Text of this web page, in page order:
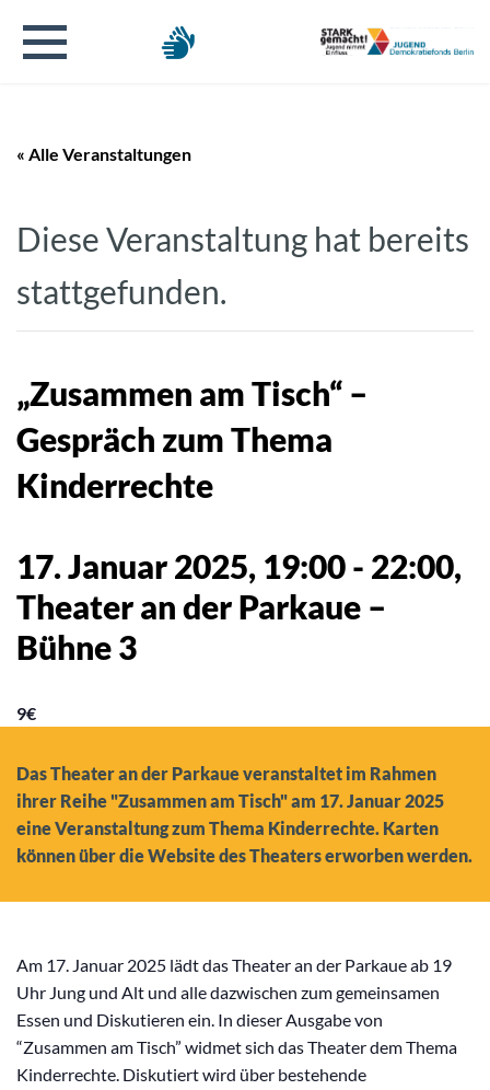
« Alle Veranstaltungen
Diese Veranstaltung hat bereits
stattgefunden.
„Zusammen am Tisch“ –
Gespräch zum Thema
Kinderrechte
17. Januar 2025, 19:00- 22:00,
Theater an der Parkaue –
Bühne 3
9€
Das Theater an der Parkaue veranstaltet im Rahmen
ihrer Reihe "Zusammen am Tisch" am 17. Januar 2025
eine Veranstaltung zum Thema Kinderrechte. Karten
können über die Website des Theaters erworben werden.
Am 17. Januar 2025 lädt das Theater an der Parkaue ab 19
Uhr Jung und Alt und alle dazwischen zum gemeinsamen
Essen und Diskutieren ein. In dieser Ausgabe von
“Zusammen am Tisch” widmet sich das Theater dem Thema
Kinderrechte. Diskutiert wird über bestehende